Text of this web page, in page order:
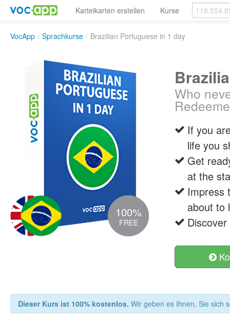
Karteikarten erstellen Kurse
VocApp / Sprachkurse / Brazilian Portuguese in 1 day
100%
FREE
Who
If you
life you
Get
at the
Impress
about to
Dieser Kurs ist 100% kostenlos. Wir geben es Ihnen, Sie sich